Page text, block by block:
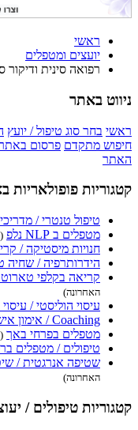
ראשי
יועצים ומטפלים
רפואה סינית
ניווט באתר
ראשי בחר סוג טיפול / יועץ
חיפוש מתקדם פרסום
האתר
קטגוריות פופולאריות
טיפול טנטרי /
מטפלים ב NLP נלפ (41739 גולשים ביממה האחרונה)
חנויות מיסטיקה /
הידרותרפיה / שחיה
קריאה בקלפי
האחרונה)
עיסוי הוליסטי /
Coaching / אימון אישי
מטפלים בפרחי באך (19199 גולשים ביממה האחרונה)
טיפולים / מטפלים
שטיפה אנרגטית /
האחרונה)
קטגוריות טיפולים /